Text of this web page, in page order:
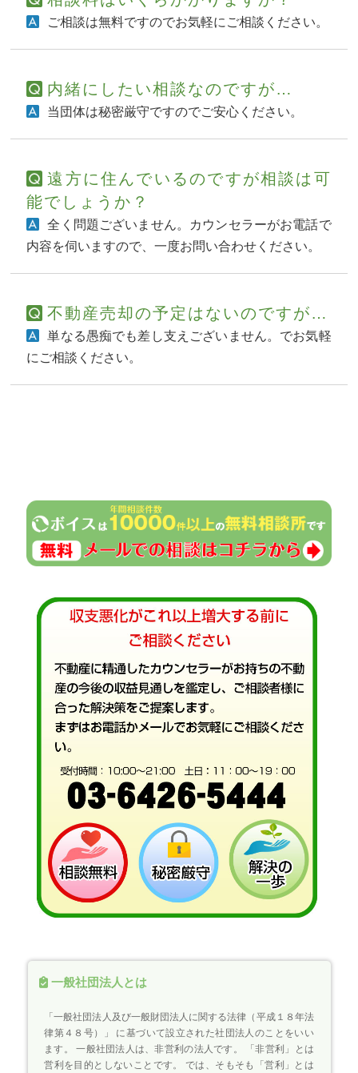
ご相談は無料ですのでお気軽にご相談ください。
内緒にしたい相談なのですが…
当団体は秘密厳守ですのでご安心ください。
遠方に住んでいるのですが相談は可
能でしょうか？
全く問題ございません。カウンセラーがお電話で
内容を伺いますので、一度お問い合わせください。
不動産売却の予定はないのですが…
単なる愚痴でも差し支えございません。でお気軽
にご相談ください。
一般社団法人とは
「一般社団法人及び一般財団法人に関する法律（平成１８年法
律第４８号）」 に基づいて設立された社団法人のことをいい
ます。 一般社団法人は、非営利の法人です。 「非営利」とは
営利を目的としないことです。 では、そもそも「営利」とは